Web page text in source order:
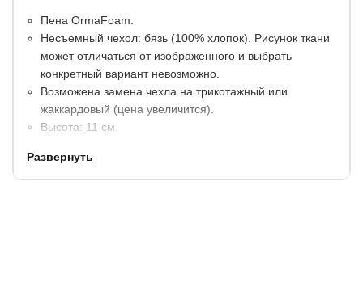
Пена OrmaFoam.
Несъемный чехол: бязь (100% хлопок). Рисунок ткани
может отличаться от изображенного и выбрать
конкретный вариант невозможно.
Возможена замена чехла на трикотажный или
жаккардовый (цена увеличится).
Высота: 11 см.
Развернуть